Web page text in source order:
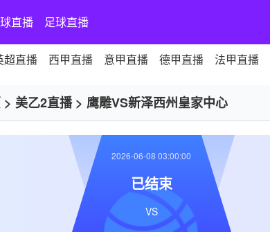
直播 足球直播
超直播 西甲直播 意甲直播 德甲直播 法甲直播
> 美乙2直播> 鹰雕VS新泽西州皇家中心
2026-06-08 03:00:00
已结束
VS